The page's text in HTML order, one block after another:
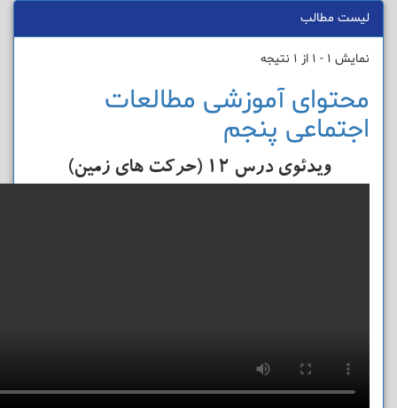
لیست مطالب
نمایش 1 - 1 از 1 نتیجه
محتوای آموزشی مطالعات
اجتماعی پنجم
ویدئوی درس 12 (حرکت های زمین)